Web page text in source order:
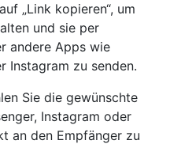
„Link kopieren“, um
und sie per
andere Apps wie
Instagram zu senden.
Sie die gewünschte
Instagram oder
an den Empfänger zu